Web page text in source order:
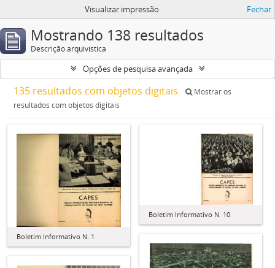
Visualizar impressão Fechar
Mostrando 138 resultados
Descrição arquivística
Opções de pesquisa avançada
135 resultados com objetos digitais
Mostrar os
resultados com objetos digitais
Boletim Informativo N. 1
Boletim Informativo N. 10